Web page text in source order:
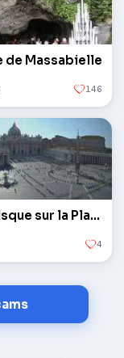
de Massabielle
146
L'obélisque sur la Place Saint-Pierre au Vatican
4